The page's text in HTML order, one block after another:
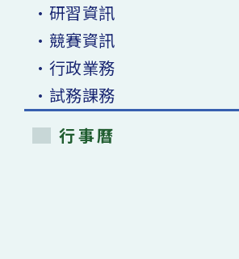
•研習資訊
•競賽資訊
•行政業務
•試務課務
行事曆